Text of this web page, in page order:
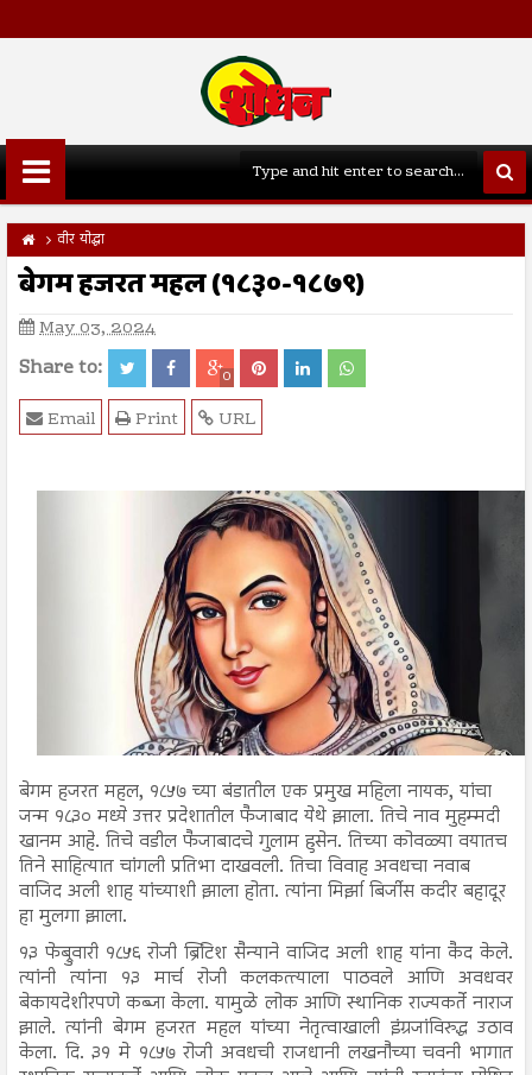
वीर योद्धा
बेगम हजरत महल (१८३०-१८७९)
May 03, 2024
Share to: 0
URL
Print
Email
बेगम हजरत महल, १८५७ च्या बंडातील एक प्रमुख महिला नायक, यांचा
जन्म १८३० मध्ये उत्तर प्रदेशातील फैजाबाद येथे झाला. तिचे नाव मुहम्मदी
खानम आहे. तिचे वडील फैजाबादचे गुलाम हुसेन. तिच्या कोवळ्या वयातच
तिने साहित्यात चांगली प्रतिभा दाखवली. तिचा विवाह अवधचा नवाब
वाजिद अली शाह यांच्याशी झाला होता. त्यांना मिर्झा बिर्जीस कदीर बहादूर
हा मुलगा झाला.
१३ फेब्रुवारी १८५६ रोजी ब्रिटिश सैन्याने वाजिद अली शाह यांना कैद केले.
त्यांनी त्यांना १३ मार्च रोजी कलकत्त्याला पाठवले आणि अवधवर
बेकायदेशीरपणे कब्जा केला. यामुळे लोक आणि स्थानिक राज्यकर्ते नाराज
झाले. त्यांनी बेगम हजरत महल यांच्या नेतृत्वाखाली इंग्रजांविरुद्ध उठाव
केला. दि. ३१ मे १८५७ रोजी अवधची राजधानी लखनौच्या चवनी भागात